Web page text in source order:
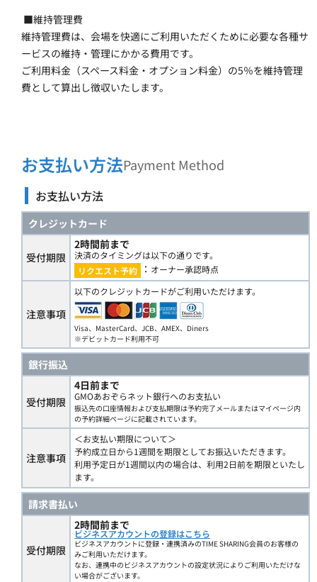
■維持管理費
維持管理費は、会場を快適にご利用いただくために必要な各種サ
ービスの維持・管理にかかる費用です。
ご利用料金（スペース料金・オプション料金）の5％を維持管理
費として算出し徴収いたします。
お支払い方法Payment Method
お支払い方法
クレジットカード
受付期限
2時間前まで
決済のタイミングは以下の通りです。
リクエスト予約
： オーナー承認時点
注意事項
以下のクレジットカードがご利用いただけます。
Visa、MasterCard、JCB、AMEX、Diners
※デビットカード利用不可
銀行振込
受付期限
4日前まで
GMOあおぞらネット銀行へのお支払い
振込先の口座情報および支払期限は予約完了メールまたはマイページ内
の予約詳細ページに記載されています。
注意事項
＜お支払い期限について＞
予約成立日から1週間を期限としてお振込いただきます。
利用予定日が1週間以内の場合は、利用2日前を期限といたし
ます。
請求書払い
受付期限
2時間前まで
ビジネスアカウントの登録はこちら
ビジネスアカウントに登録・連携済みのTIME SHARING会員のお客様の
みご利用いただけます。
なお、連携中のビジネスアカウントの設定状況によりご利用いただけな
い場合がございます。